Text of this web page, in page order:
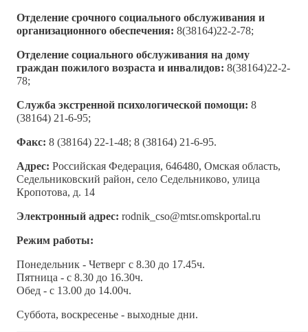
Отделение срочного социального обслуживания и
организационного обеспечения: 8(38164)22-2-78;
Отделение социального обслуживания на дому
граждан пожилого возраста и инвалидов: 8(38164)22-2-
78;
Служба экстренной психологической помощи: 8
(38164) 21-6-95;
Факс: 8 (38164) 22-1-48; 8 (38164) 21-6-95.
Адрес: Российская Федерация, 646480, Омская область,
Седельниковский район, село Седельниково, улица
Кропотова, д. 14
Электронный адрес: rodnik_cso@mtsr.omskportal.ru
Режим работы:
Понедельник - Четверг с 8.30 до 17.45ч.
Пятница - с 8.30 до 16.30ч.
Обед - с 13.00 до 14.00ч.
Суббота, воскресенье - выходные дни.